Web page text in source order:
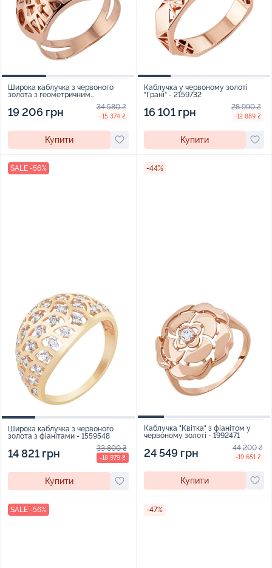
Широка каблучка з червоного
золота з геометричним
19 206 грн 34 580 ₴
-15 374 ₴
Купити
Каблучка у червоному золоті
"Грані" - 2159732
16 101 грн 28 990 ₴
-12 889 ₴
Купити
SALE -56%
Широка каблучка з червоного
золота з фіанітами - 1559548
14 821 грн 33 800 ₴
-18 979 ₴
Купити
-44%
Каблучка "Квітка" з фіанітом у
червоному золоті - 1992471
24 549 грн 44 200 ₴
-19 651 ₴
Купити
SALE -56% -47%